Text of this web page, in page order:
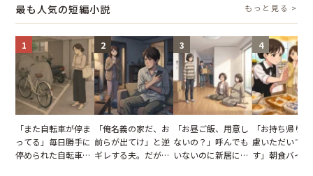
最も人気の短編小説 もっと見る >
1
「また自転車が停ま
ってる」毎日勝手に
停められた自転車。
2
「俺名義の家だ、お
前らが出てけ」と逆
ギレする夫。だが、
3
「お昼ご飯、用意し
ないの？」呼んでも
いないのに新居にあ
4
「お持ち帰り
慮いただいて
す」朝食バイ